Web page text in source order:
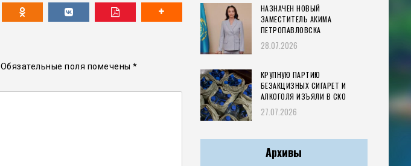
Обязательные поля помечены *
НАЗНАЧЕН НОВЫЙ
ЗАМЕСТИТЕЛЬ АКИМА
ПЕТРОПАВЛОВСКА
28.07.2026
КРУПНУЮ ПАРТИЮ
БЕЗАКЦИЗНЫХ СИГАРЕТ И
АЛКОГОЛЯ ИЗЪЯЛИ В СКО
27.07.2026
Архивы